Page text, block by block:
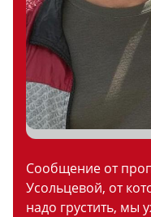
Сообщение от
Усольцевой, от
надо грустить, мы